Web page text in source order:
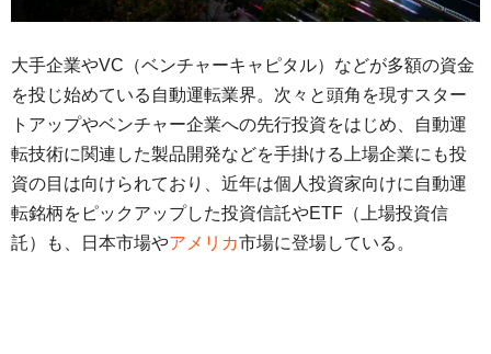
大手企業やVC（ベンチャーキャピタル）などが多額の資金
を投じ始めている自動運転業界。次々と頭角を現すスター
トアップやベンチャー企業への先行投資をはじめ、自動運
転技術に関連した製品開発などを手掛ける上場企業にも投
資の目は向けられており、近年は個人投資家向けに自動運
転銘柄をピックアップした投資信託やETF（上場投資信
託）も、日本市場やアメリカ市場に登場している。